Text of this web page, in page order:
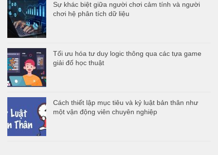
Sự khác biệt giữa người chơi cảm tính và người
chơi hệ phân tích dữ liệu
Tối ưu hóa tư duy logic thông qua các tựa game
giải đố học thuật
Cách thiết lập mục tiêu và kỷ luật bản thân như
một vận động viên chuyên nghiệp